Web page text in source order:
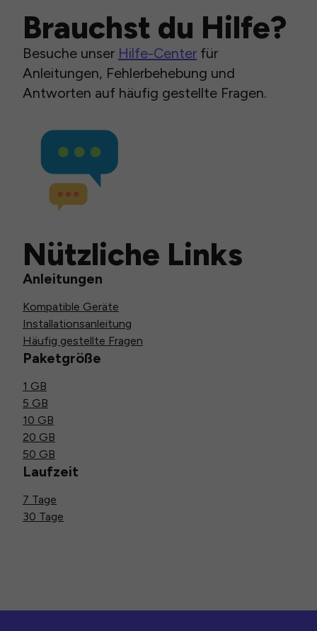
Brauchst du Hilfe?
Besuche unser Hilfe-Center für
Anleitungen, Fehlerbehebung und
Antworten auf häufig gestellte Fragen.
Nützliche Links
Anleitungen
Kompatible Geräte
Installationsanleitung
Häufig gestellte Fragen
Paketgröße
1 GB
5 GB
10 GB
20 GB
50 GB
Laufzeit
7 Tage
30 Tage